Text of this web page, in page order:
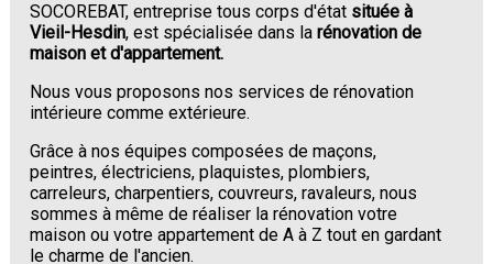
SOCOREBAT, entreprise tous corps d'état située à
Vieil-Hesdin, est spécialisée dans larénovation de
maison et d'appartement.
Nous vous proposons nos services de rénovation
intérieure comme extérieure.
Grâce à nos équipes composées de maçons,
peintres, électriciens, plaquistes, plombiers,
carreleurs, charpentiers, couvreurs, ravaleurs, nous
sommes à même de réaliser la rénovation votre
maison ou votre appartement de A à Z tout en gardant
le charme de l'ancien.